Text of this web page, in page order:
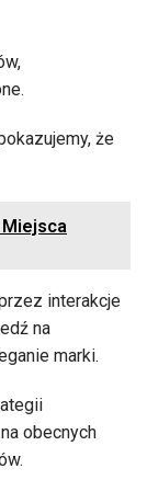
że
interakcje
na
marki.
obecnych